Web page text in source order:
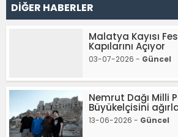
DİĞER HABERLER
Malatya Kayısı
Kapılarını Açıyor
03-07-2026 - Güncel
Nemrut Dağı Milli
Büyükelçisini
13-06-2026 - Güncel